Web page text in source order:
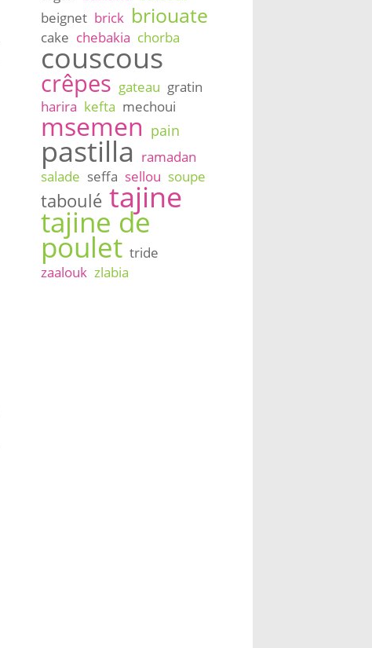
beignet brick briouate
cake chebakia chorba
couscous
crêpes gateau gratin
harira kefta mechoui
msemen pain
pastilla ramadan
salade seffa sellou soupe
taboulé tajine
tajine de
poulet tride
zaalouk zlabia